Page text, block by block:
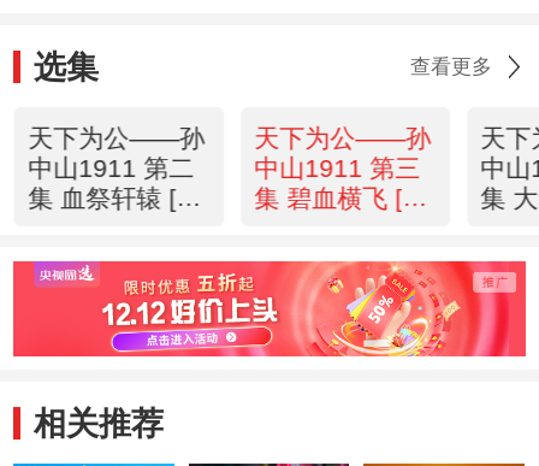
选集 查看更多
天下为公——孙
中山1911 第二
集 血祭轩辕 [人
天下为公——孙
中山1911 第三
集 碧血横飞 [人
天
中山
集
相关推荐